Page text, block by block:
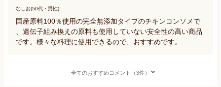
なしお(50代・男性)
国産原料100％使用の完全無添加タイプのチキンコンソメで
、遺伝子組み換えの原料も使用していない安全性の高い商品
です。様々な料理に使用できるので、おすすめです。
全てのおすすめコメント（3件）